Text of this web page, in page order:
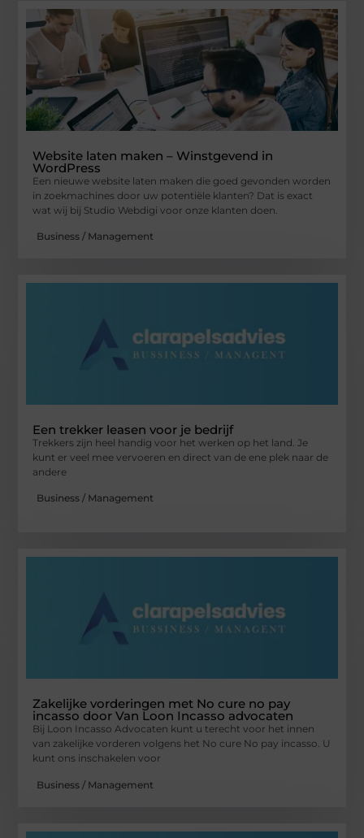
Website laten maken – Winstgevend in
WordPress
Een nieuwe website laten maken die goed gevonden worden
in zoekmachines door uw potentiële klanten? Dat is exact
wat wij bij Studio Webdigi voor onze klanten doen.
Business / Management
Een trekker leasen voor je bedrijf
Trekkers zijn heel handig voor het werken op het land. Je
kunt er veel mee vervoeren en direct van de ene plek naar de
andere
Business / Management
Zakelijke vorderingen met No cure no pay
incasso door Van Loon Incasso advocaten
Bij Loon Incasso Advocaten kunt u terecht voor het innen
van zakelijke vorderen volgens het No cure No pay incasso. U
kunt ons inschakelen voor
Business / Management